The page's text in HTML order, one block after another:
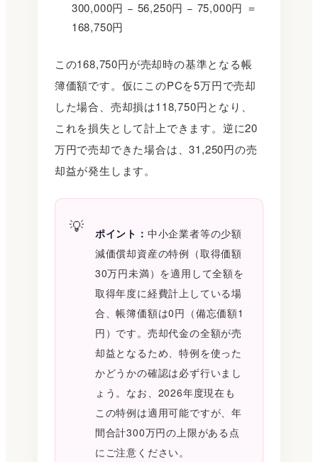
300,000円 − 56,250円 − 75,000円 ＝
168,750円
この168,750円が売却時の基準となる帳
簿価額です。仮にこのPCを5万円で売却
した場合、売却損は118,750円となり、
これを損失として計上できます。逆に20
万円で売却できた場合は、31,250円の売
却益が発生します。
ポイント： 中小企業者等の少額
減価償却資産の特例（取得価額
30万円未満）を適用して全額を
取得年度に経費計上している場
合、帳簿価額は0円（備忘価額1
円）です。売却代金の全額が売
却益となるため、特例を使った
かどうかの確認は必ず行いまし
ょう。なお、2026年度現在も
この特例は適用可能ですが、年
間合計300万円の上限がある点
にご注意ください。